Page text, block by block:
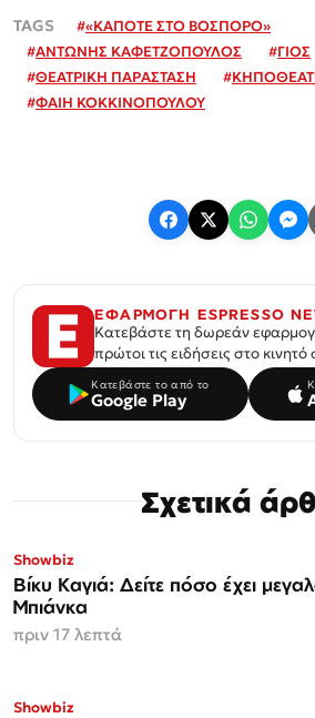
#«ΚΑΠΟΤΕ ΣΤΟ ΒΟΣΠΟΡΟ»
#ΑΝΤΩΝΗΣ ΚΑΦΕΤΖΟΠΟΥΛΟΣ #ΓΙΟΣ
#ΘΕΑΤΡΙΚΗ ΠΑΡΑΣΤΑΣΗ #
#ΦΑΙΗ ΚΟΚΚΙΝΟΠΟΥΛΟΥ
ΕΦΑΡΜΟΓΗ ESPRESSO
Κατεβάστε τη δωρεάν
πρώτοι τις ειδήσεις στο κινητό
Κατεβάστε το από το
Google Play
Σχετικά
Showbiz
Βίκυ Καγιά: Δείτε πόσο έχει
Μπιάνκα
πριν 17 λεπτά
Showbiz